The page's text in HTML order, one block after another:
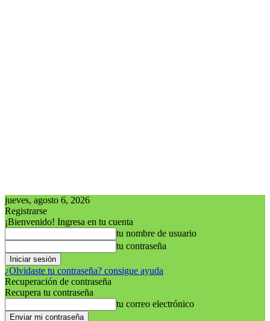
jueves, agosto 6, 2026
Registrarse
¡Bienvenido! Ingresa en tu cuenta
tu nombre de usuario
tu contraseña
¿Olvidaste tu contraseña? consigue ayuda
Recuperación de contraseña
Recupera tu contraseña
tu correo electrónico